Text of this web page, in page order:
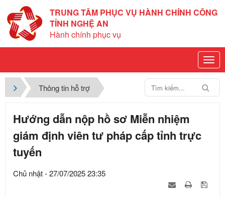
TRUNG TÂM PHỤC VỤ HÀNH CHÍNH CÔNG
TỈNH NGHỆ AN
Hành chính phục vụ
Thông tin hỗ trợ
Hướng dẫn nộp hồ sơ Miễn nhiệm
giám định viên tư pháp cấp tỉnh trực
tuyến
Chủ nhật - 27/07/2025 23:35